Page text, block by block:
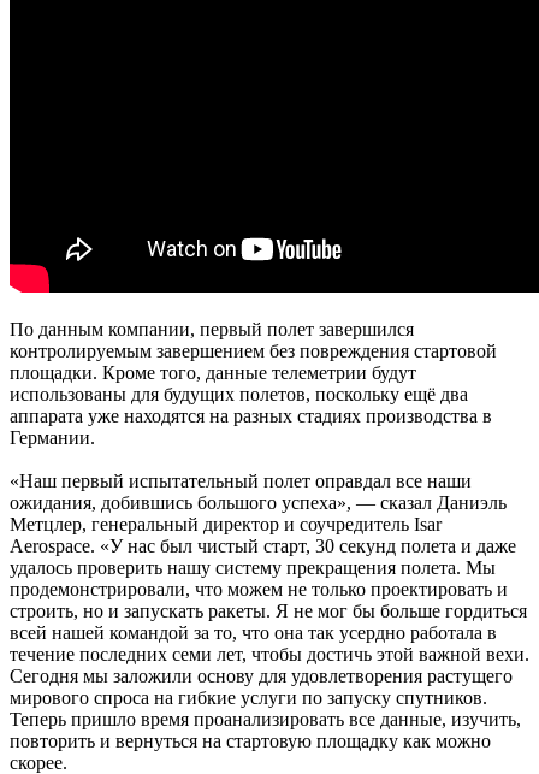
По данным компании, первый полет завершился
контролируемым завершением без повреждения стартовой
площадки. Кроме того, данные телеметрии будут
использованы для будущих полетов, поскольку ещё два
аппарата уже находятся на разных стадиях производства в
Германии.
«Наш первый испытательный полет оправдал все наши
ожидания, добившись большого успеха», — сказал Даниэль
Метцлер, генеральный директор и соучредитель Isar
Aerospace. «У нас был чистый старт, 30 секунд полета и даже
удалось проверить нашу систему прекращения полета. Мы
продемонстрировали, что можем не только проектировать и
строить, но и запускать ракеты. Я не мог бы больше гордиться
всей нашей командой за то, что она так усердно работала в
течение последних семи лет, чтобы достичь этой важной вехи.
Сегодня мы заложили основу для удовлетворения растущего
мирового спроса на гибкие услуги по запуску спутников.
Теперь пришло время проанализировать все данные, изучить,
повторить и вернуться на стартовую площадку как можно
скорее.